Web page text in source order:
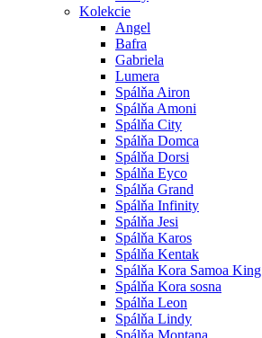
Kolekcie
Angel
Bafra
Gabriela
Lumera
Spálňa Airon
Spálňa Amoni
Spálňa City
Spálňa Domca
Spálňa Dorsi
Spálňa Eyco
Spálňa Grand
Spálňa Infinity
Spálňa Jesi
Spálňa Karos
Spálňa Kentak
Spálňa Kora Samoa King
Spálňa Kora sosna
Spálňa Leon
Spálňa Lindy
Spálňa Montana